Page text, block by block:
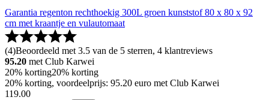
Garantia regenton rechthoekig 300L groen kunststof 80 x 80 x 92
cm met kraantje en vulautomaat
(4)Beoordeeld met 3.5 van de 5 sterren, 4 klantreviews
95.20 met Club Karwei
20% korting20% korting
20% korting, voordeelprijs: 95.20 euro met Club Karwei
119.00